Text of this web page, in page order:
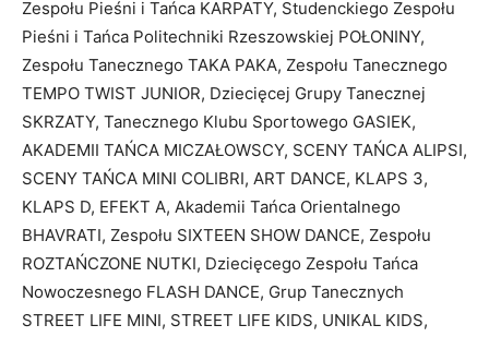
Zespołu Pieśni i Tańca KARPATY, Studenckiego Zespołu
Pieśni i Tańca Politechniki Rzeszowskiej POŁONINY,
Zespołu Tanecznego TAKA PAKA, Zespołu Tanecznego
TEMPO TWIST JUNIOR, Dziecięcej Grupy Tanecznej
SKRZATY, Tanecznego Klubu Sportowego GASIEK,
AKADEMII TAŃCA MICZAŁOWSCY, SCENY TAŃCA ALIPSI,
SCENY TAŃCA MINI COLIBRI, ART DANCE, KLAPS 3,
KLAPS D, EFEKT A, Akademii Tańca Orientalnego
BHAVRATI, Zespołu SIXTEEN SHOW DANCE, Zespołu
ROZTAŃCZONE NUTKI, Dziecięcego Zespołu Tańca
Nowoczesnego FLASH DANCE, Grup Tanecznych
STREET LIFE MINI, STREET LIFE KIDS, UNIKAL KIDS,